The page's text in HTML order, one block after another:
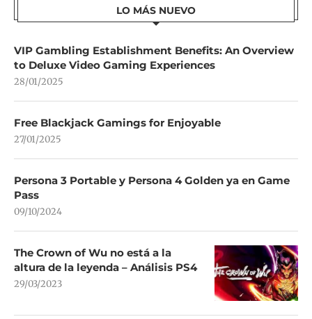
LO MÁS NUEVO
VIP Gambling Establishment Benefits: An Overview
to Deluxe Video Gaming Experiences
28/01/2025
Free Blackjack Gamings for Enjoyable
27/01/2025
Persona 3 Portable y Persona 4 Golden ya en Game
Pass
09/10/2024
The Crown of Wu no está a la
altura de la leyenda – Análisis PS4
29/03/2023